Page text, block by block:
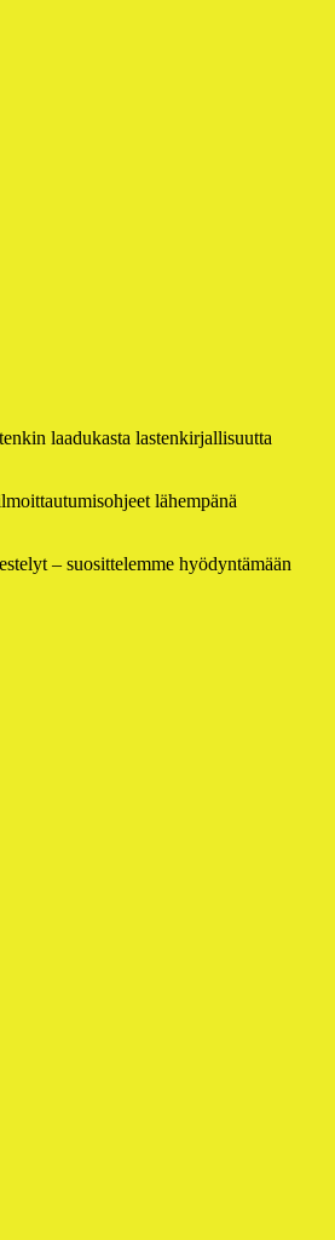
laadukasta lastenkirjallisuutta
lähempänä
– suosittelemme hyödyntämään